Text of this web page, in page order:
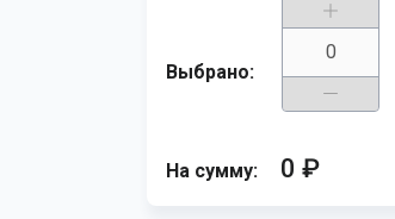
Выбрано:
На сумму: 0 ₽